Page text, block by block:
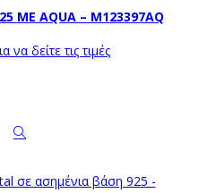
ΜΕ AQUA – M123397AQ
να δείτε τις τιμές